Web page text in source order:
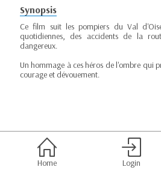
Synopsis
Ce film suit les pompiers du Val
quotidiennes, des accidents de la
dangereux.
Un hommage à ces héros de l'ombre qui
courage et dévouement.
Home Login